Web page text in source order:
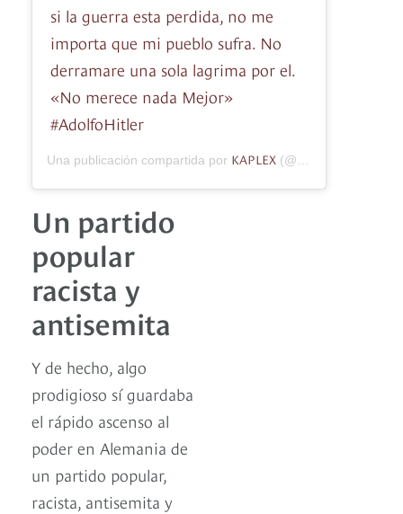
si la guerra esta perdida, no me
importa que mi pueblo sufra. No
derramare una sola lagrima por el.
«No merece nada Mejor»
#AdolfoHitler
Una publicación compartida por KAPLEX (@kaplex_john) el
Un partido
popular
racista y
antisemita
Y de hecho, algo
prodigioso sí guardaba
el rápido ascenso al
poder en Alemania de
un partido popular,
racista, antisemita y